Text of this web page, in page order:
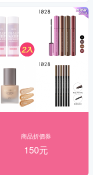
商品折價券
150元